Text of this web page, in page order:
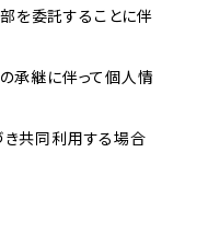
を委託することに伴
承継に伴って個人情
き共同利用する場合